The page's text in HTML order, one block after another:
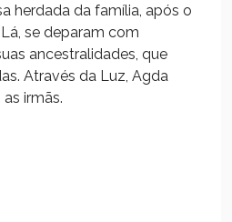
herdada da família, após o
se deparam com
ancestralidades, que
Através da Luz, Agda
irmãs.